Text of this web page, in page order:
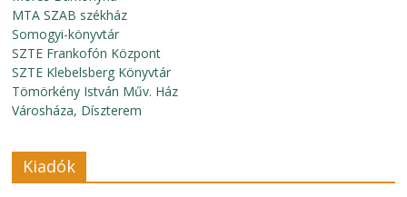
MTA SZAB székház
Somogyi-könyvtár
SZTE Frankofón Központ
SZTE Klebelsberg Könyvtár
Tömörkény István Műv. Ház
Városháza, Díszterem
Kiadók